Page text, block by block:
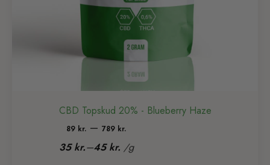
CBD Topskud 20% - Blueberry Haze
89 kr. – 789 kr.Prisinterval:
89 kr.
35kr.–45kr. /g